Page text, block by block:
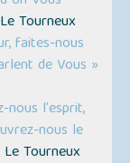
Tourneux
faites-nous
de Vous »
nous l'esprit,
nous le
Le Tourneux